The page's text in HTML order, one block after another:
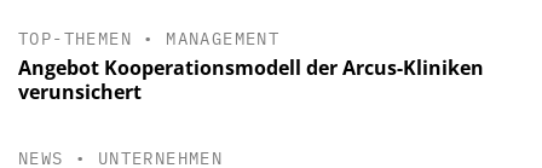
TOP-THEMEN • MANAGEMENT
Angebot Kooperationsmodell der Arcus-Kliniken
verunsichert
NEWS • UNTERNEHMEN